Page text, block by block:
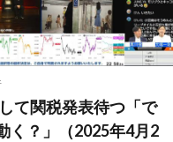
て関税発表待つ「で
く？」（2025年4月2